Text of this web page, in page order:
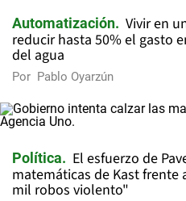
Automatización
Vivir en
reducir hasta 50% el gasto
del agua
Por Pablo Oyarzún
Política
El esfuerzo de
matemáticas de Kast
mil robos violento"